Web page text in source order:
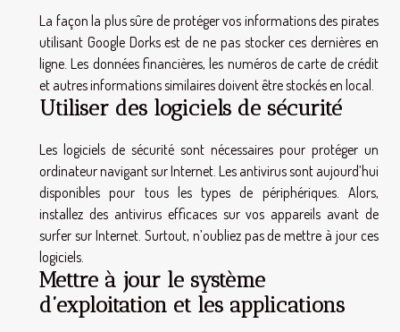
La façon la plus sûre de protéger vos informations des pirates
utilisant Google Dorks est de ne pas stocker ces dernières en
ligne. Les données financières, les numéros de carte de crédit
et autres informations similaires doivent être stockés en local.
Utiliser des logiciels de sécurité
Les logiciels de sécurité sont nécessaires pour protéger un
ordinateur navigant sur Internet. Les antivirus sont aujourd’hui
disponibles pour tous les types de périphériques. Alors,
installez des antivirus efficaces sur vos appareils avant de
surfer sur Internet. Surtout, n’oubliez pas de mettre à jour ces
logiciels.
Mettre à jour le système
d’exploitation et les applications